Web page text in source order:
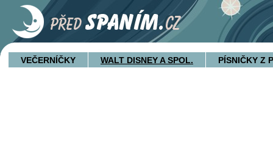
VEČERNÍČKY WALT DISNEY A SPOL. PÍSNIČKY Z